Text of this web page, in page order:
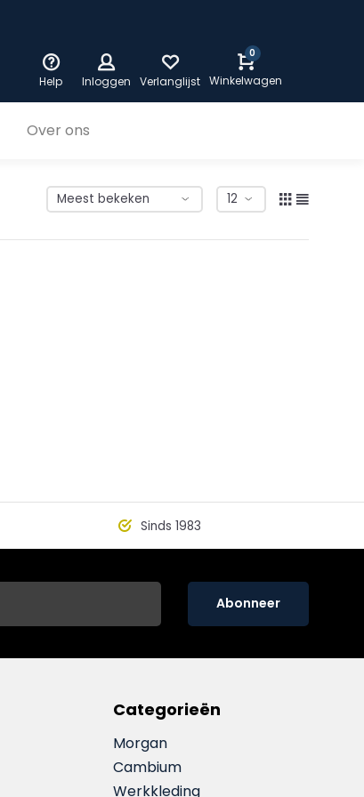
Help Inloggen Verlanglijst
0
Winkelwagen
Over ons
Sinds 1983
Abonneer
Categorieën
Morgan
Cambium
Werkkleding